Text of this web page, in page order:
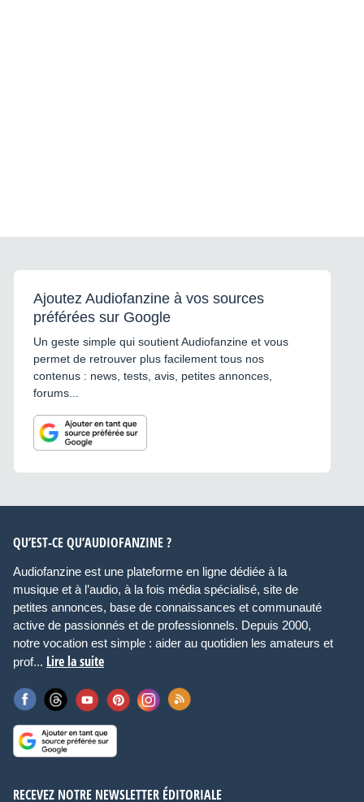
Ajoutez Audiofanzine à vos sources
préférées sur Google
Un geste simple qui soutient Audiofanzine et vous
permet de retrouver plus facilement tous nos
contenus : news, tests, avis, petites annonces,
forums...
QU’EST-CE QU’AUDIOFANZINE ?
Audiofanzine est une plateforme en ligne dédiée à la
musique et à l’audio, à la fois média spécialisé, site de
petites annonces, base de connaissances et communauté
active de passionnés et de professionnels. Depuis 2000,
notre vocation est simple : aider au quotidien les amateurs et
prof... Lire la suite
RECEVEZ NOTRE NEWSLETTER ÉDITORIALE